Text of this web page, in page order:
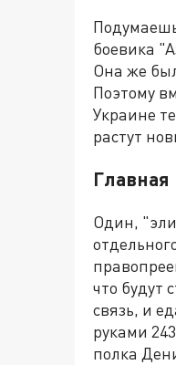
боевика
Она же
Поэтому
Украине
растут
Главная
Один,
что будут
связь, и
руками
полка